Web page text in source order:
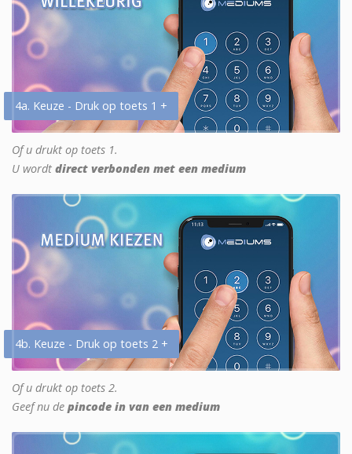
4a. Keuze - Druk op toets 1 +
Of u drukt op toets 1.
U wordt direct verbonden met een medium
4b. Keuze - Druk op toets 2 +
Of u drukt op toets 2.
Geef nu de pincode in van een medium